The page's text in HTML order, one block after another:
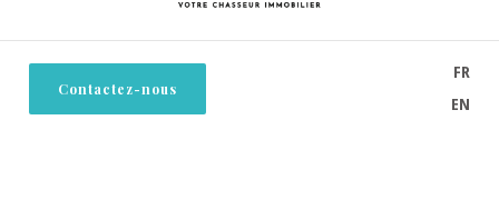
Contactez-nous
FR
EN